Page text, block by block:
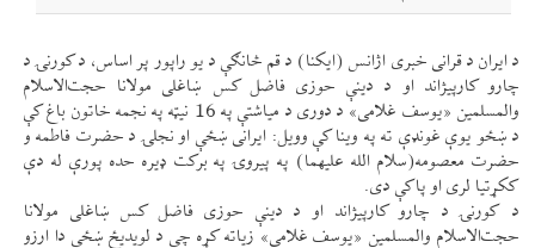
د ايران د قرانی خبری اژانس (ايكنا) د قم څانګې د يو راپور پر اساس، د كورنۍ د
چارو كارپيژاند او د دينې حوزی فاضل كس ښاغلی مولانا حجت‌الاسلام
والمسلمين «يوسف غلامی» د دوری د مياشتې په 16 نیټه په نجمه خاتون باغ كې
د ښځو يوې غونډې ته په وينا كې وويل: ايرانی ښځې او نجلۍ د حضرت فاطمه و
حضرت معصومه(سلام الله عليهما) په پيروۍ په بركت ډيره حده پورې له دې
ككړتيا لری او پاكې دی.
د كورنۍ د چارو كارپيژاند او د دينې حوزی فاضل كس ښاغلی مولانا
حجت‌الاسلام والمسلمين «يوسف غلامی» زياته كړه چې د لويدیځ ښځې دا ارزو